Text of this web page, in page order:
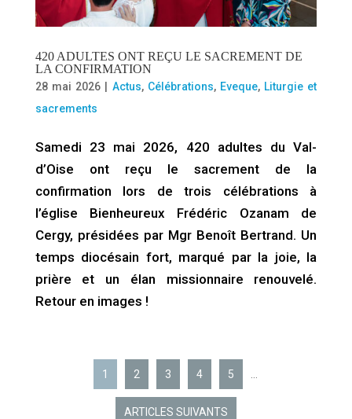
420 ADULTES ONT REÇU LE SACREMENT DE
LA CONFIRMATION
28 mai 2026 Actus, Célébrations, Eveque, Liturgie et
sacrements
Samedi 23 mai 2026, 420 adultes du Val-
d’Oise ont reçu le sacrement de la
confirmation lors de trois célébrations à
l’église Bienheureux Frédéric Ozanam de
Cergy, présidées par Mgr Benoît Bertrand. Un
temps diocésain fort, marqué par la joie, la
prière et un élan missionnaire renouvelé.
Retour en images !
1 2 3 4 5
ARTICLES SUIVANTS